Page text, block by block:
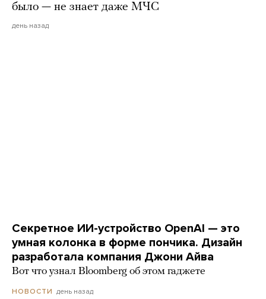
было — не знает даже МЧС
день назад
Секретное ИИ-устройство OpenAI — это
умная колонка в форме пончика. Дизайн
разработала компания Джони Айва
Вот что узнал Bloomberg об этом гаджете
НОВОСТИ день назад